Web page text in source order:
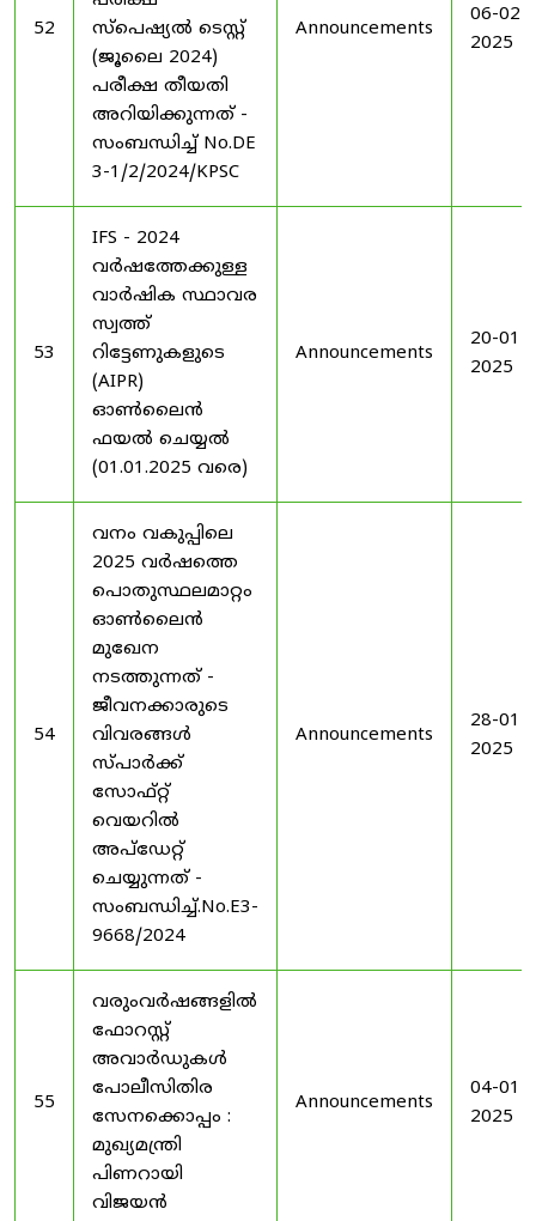
52
സ്പെഷ്യൽ ടെസ്റ്റ്
(ജൂലൈ 2024)
പരീക്ഷ തീയതി
അറിയിക്കുന്നത് -
സംബന്ധിച്ച് No.DE
3-1/2/2024/KPSC
Announcements
06-02-
2025
53
IFS - 2024
വർഷത്തേക്കുള്ള
വാർഷിക സ്ഥാവര
സ്വത്ത്
റിട്ടേണുകളുടെ
(AIPR)
ഓൺലൈൻ
ഫയൽ ചെയ്യൽ
(01.01.2025 വരെ)
Announcements
20-01-
2025
54
വനം വകുപ്പിലെ
2025 വർഷത്തെ
പൊതുസ്ഥലമാറ്റം
ഓൺലൈൻ
മുഖേന
നടത്തുന്നത് -
ജീവനക്കാരുടെ
വിവരങ്ങൾ
സ്പാർക്ക്
സോഫ്റ്റ്
വെയറിൽ
അപ്ഡേറ്റ്
ചെയ്യുന്നത് -
സംബന്ധിച്ച്.No.E3-
9668/2024
Announcements
28-01-
2025
55
വരുംവർഷങ്ങളിൽ
ഫോറസ്റ്റ്
അവാർഡുകൾ
പോലീസിതിര
സേനക്കൊപ്പം :
മുഖ്യമന്ത്രി
പിണറായി
വിജയൻ
Announcements
04-01-
2025